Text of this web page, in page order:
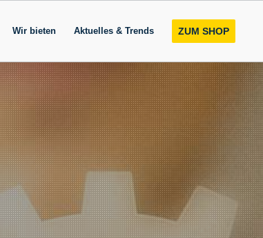
Wir bieten Aktuelles & Trends ZUM SHOP